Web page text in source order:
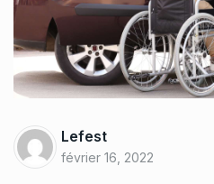
Lefest
février 16, 2022